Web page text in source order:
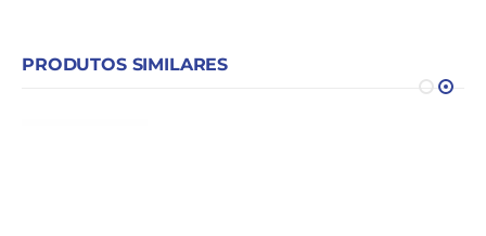
PRODUTOS SIMILARES